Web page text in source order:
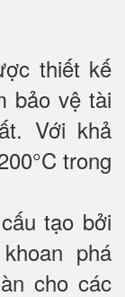
thiết kế
bảo vệ tài
Với khả
trong
tạo bởi
phá
cho các